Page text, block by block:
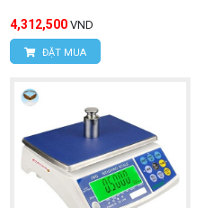
4,312,500 VND
ĐẶT MUA